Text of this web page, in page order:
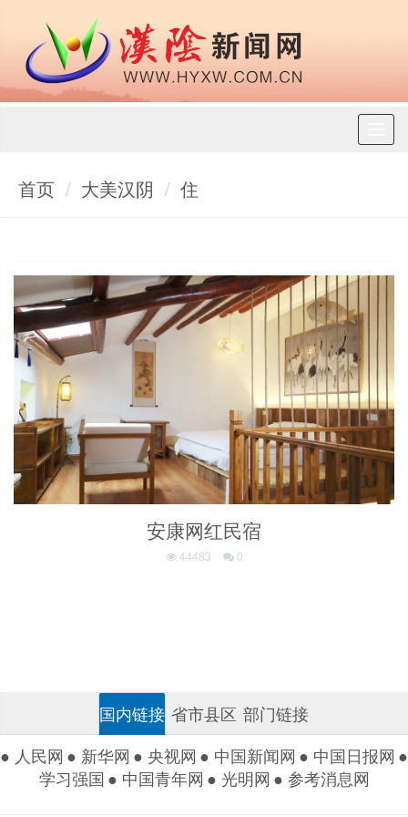
首页 大美汉阴 住
安康网红民宿
44483 0
国内链接 省市县区 部门链接
● 人民网 ● 新华网 ● 央视网 ● 中国新闻网 ● 中国日报网 ●
学习强国● 中国青年网 ● 光明网 ● 参考消息网